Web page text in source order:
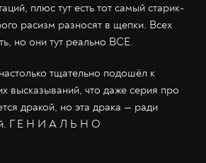
плюс тут есть тот самый старик-
расизм разносят в щепки. Всех
но они тут реально ВСЕ.
тщательно подошёл к
высказываний, что даже серия про
дракой, но эта драка — ради
Г Е Н И А Л Ь Н О